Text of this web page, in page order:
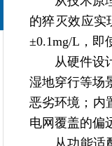
的猝灭效应实
±0.1mg/L，即
从硬件设
湿地穿行等场
恶劣环境；内
电网覆盖的偏
从功能适